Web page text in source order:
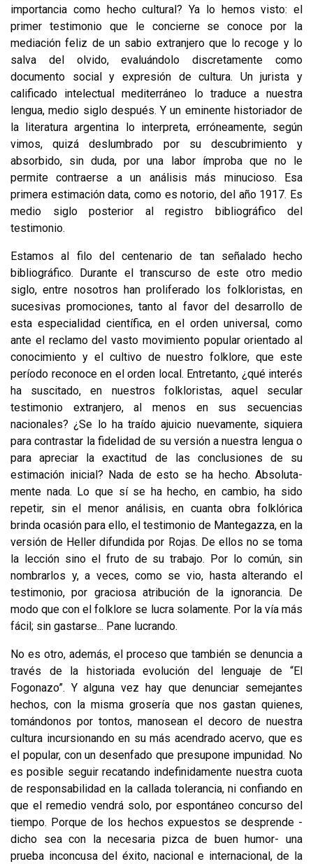
importancia como hecho cultural? Ya lo hemos vis­to: el
primer testimonio que le concierne se conoce por la
mediación feliz de un sabio extranjero que lo recoge y lo
salva del olvido, evaluándolo discretamente como
documento social y expresión de cultura. Un jurista y
calificado intelectual mediterráneo lo traduce a nuestra
lengua, medio siglo después. Y un eminente historiador de
la literatura argentina lo interpreta, erróneamente, según
vimos, quizá deslumbrado por su descubrimiento y
absorbido, sin duda, por una labor ímproba que no le
permite contraerse a un análisis más minucioso. Esa
primera estimación data, como es notorio, del año 1917. Es
medio siglo posterior al re­gistro bibliográfico del
testimonio.
Estamos al filo del centenario de tan señalado hecho
bibliográfico. Durante el transcurso de este otro medio
siglo, entre nosotros han proliferado los folkloristas, en
sucesivas promociones, tanto al favor del desarrollo de
esta es­pecialidad científica, en el orden universal, como
ante el reclamo del vasto mo­vimiento popular orientado al
conocimiento y el cultivo de nuestro folklore, que este
período reconoce en el orden local. Entretanto, ¿qué interés
ha suscitado, en nuestros folkloristas, aquel secular
testimonio extranjero, al menos en sus secuencias
nacionales? ¿Se lo ha traído ajuicio nuevamente, siquiera
para con­trastar la fidelidad de su versión a nuestra lengua o
para apreciar la exactitud de las conclusiones de su
estimación inicial? Nada de esto se ha hecho. Absoluta­
mente nada. Lo que sí se ha hecho, en cambio, ha sido
repetir, sin el menor aná­lisis, en cuanta obra folklórica
brinda ocasión para ello, el testimonio de Mantegazza, en la
versión de Heller difundida por Rojas. De ellos no se toma
la lección sino el fruto de su trabajo. Por lo común, sin
nombrarlos y, a veces, como se vio, hasta alterando el
testimonio, por graciosa atribución de la ignorancia. De
modo que con el folklore se lucra solamente. Por la vía más
fácil; sin gastar­se... Pane lucrando.
No es otro, además, el proceso que también se denuncia a
través de la histo­riada evolución del lenguaje de “El
Fogonazo”. Y alguna vez hay que denunciar semejantes
hechos, con la misma grosería que nos gastan quienes,
tomándonos por tontos, manosean el decoro de nuestra
cultura incursionando en su más acendrado acervo, que es
el popular, con un desenfado que presupone impu­nidad. No
es posible seguir recatando indefinidamente nuestra cuota
de res­ponsabilidad en la callada tolerancia, ni confiando en
que el remedio vendrá solo, por espontáneo concurso del
tiempo. Porque de los hechos expuestos se desprende -
dicho sea con la necesaria pizca de buen humor- una
prueba inconcusa del éxito, nacional e internacional, de la